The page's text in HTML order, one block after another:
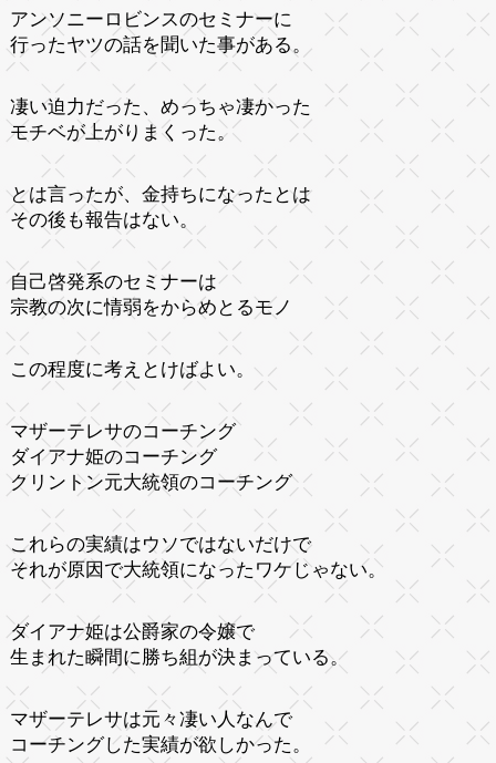
アンソニーロビンスのセミナーに
行ったヤツの話を聞いた事がある。
凄い迫力だった、めっちゃ凄かった
モチベが上がりまくった。
とは言ったが、金持ちになったとは
その後も報告はない。
自己啓発系のセミナーは
宗教の次に情弱をからめとるモノ
この程度に考えとけばよい。
マザーテレサのコーチング
ダイアナ姫のコーチング
クリントン元大統領のコーチング
これらの実績はウソではないだけで
それが原因で大統領になったワケじゃない。
ダイアナ姫は公爵家の令嬢で
生まれた瞬間に勝ち組が決まっている。
マザーテレサは元々凄い人なんで
コーチングした実績が欲しかった。